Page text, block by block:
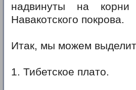
надвинуты на
Навакотского покрова.
Итак, мы можем
1. Тибетское плато.